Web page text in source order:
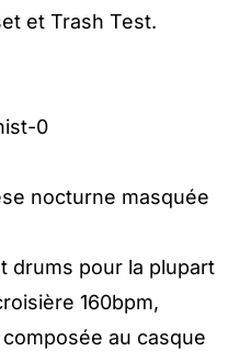
et Trash Test.
0
nocturne masquée
drums pour la plupart
160bpm,
au casque